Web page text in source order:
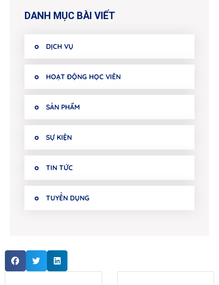
DANH MỤC BÀI VIẾT
DỊCH VỤ
HOẠT ĐỘNG HỌC VIÊN
SẢN PHẨM
SỰ KIỆN
TIN TỨC
TUYỂN DỤNG